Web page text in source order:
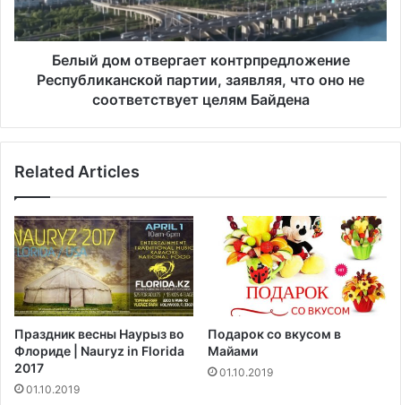
у
а
ш
и
е
м
о
д
а
н
а
х
в
а
м
о
г
е
о
н
т
р
п
р
е
д
л
о
Белый дом отвергает контрпредложение
Республиканской партии, заявляя, что оно не
соответствует целям Байдена
Related Articles
Праздник весны Наурыз во
Флориде | Nauryz in Florida
2017
01.10.2019
Подарок со вкусом в
Майами
01.10.2019